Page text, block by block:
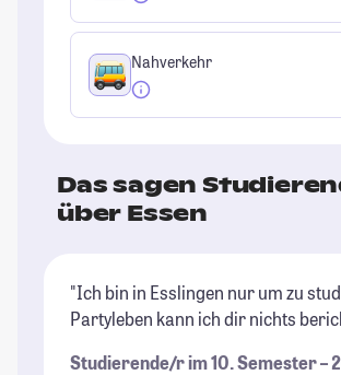
Nahverkehr
Das sagen
über Essen
"Ich bin in Esslingen nur um zu
Partyleben kann ich dir nichts
Studierende/r im 10. Semester –